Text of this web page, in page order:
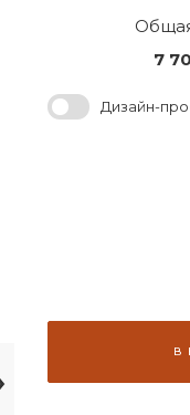
7
Дизайн-
В